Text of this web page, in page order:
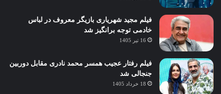
فیلم مجید شهریاری بازیگر معروف در لباس
خادمی توجه برانگیز شد
16 تیر 1405
فیلم رفتار عجیب همسر محمد نادری مقابل دوربین
جنجالی شد
18 خرداد 1405